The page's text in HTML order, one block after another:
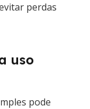
perdas
uso
pode